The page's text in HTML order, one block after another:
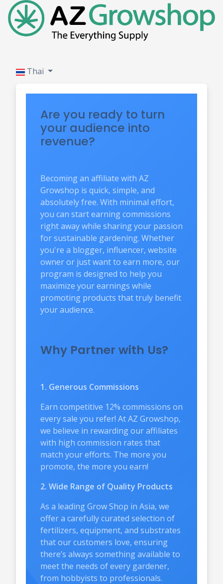
Thai
Are you ready to turn
your audience into
revenue?
Becoming an affiliate with AZ
Growshop is quick, simple, and
absolutely free. With minimal effort,
you can start earning commissions
right away while sharing your passion
for sustainable gardening. Whether
you're a blogger, influencer, website
owner or just want to earn more, our
program is designed to help you
maximize your earnings while
promoting products that truly benefit
your audience.
Why Partner with Us?
1. Generous Commissions
Earn competitive 12% commissions on
every sale you refer! At AZ Growshop,
we believe in rewarding our affiliates
with high commission rates that
match your efforts. The more you
promote, the more you earn!
2. Wide Range of Quality Products
As a leading Grow Shop in Asia, we
offer a carefully curated selection of
fertilizers, equipment, and substrates
that our customers love, ensuring
there’s always something available to
meet the needs of every gardener,
from hobbyists to professionals.